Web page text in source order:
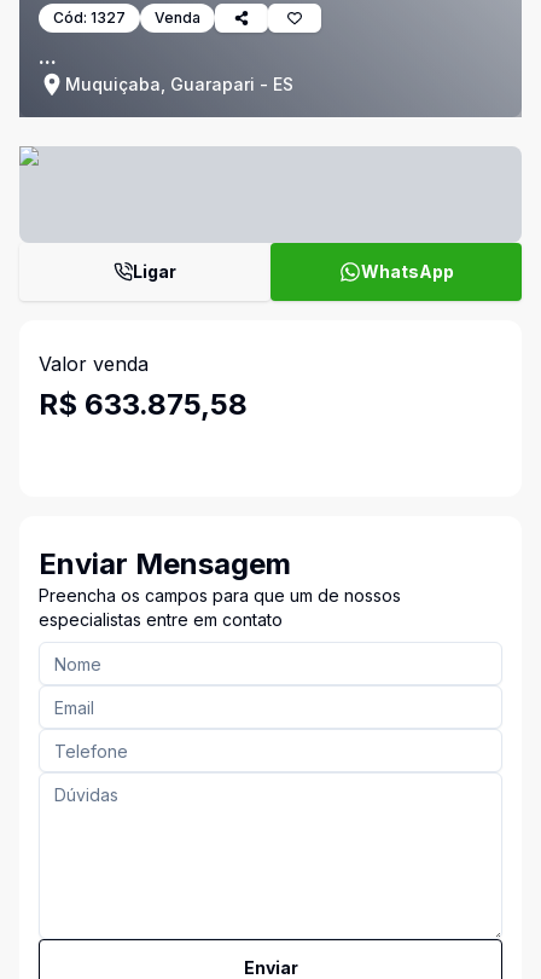
Cód: 1327 Venda
...
Muquiçaba, Guarapari - ES
Ligar WhatsApp
Valor venda
R$ 633.875,58
Enviar Mensagem
Preencha os campos para que um de nossos
especialistas entre em contato
Enviar